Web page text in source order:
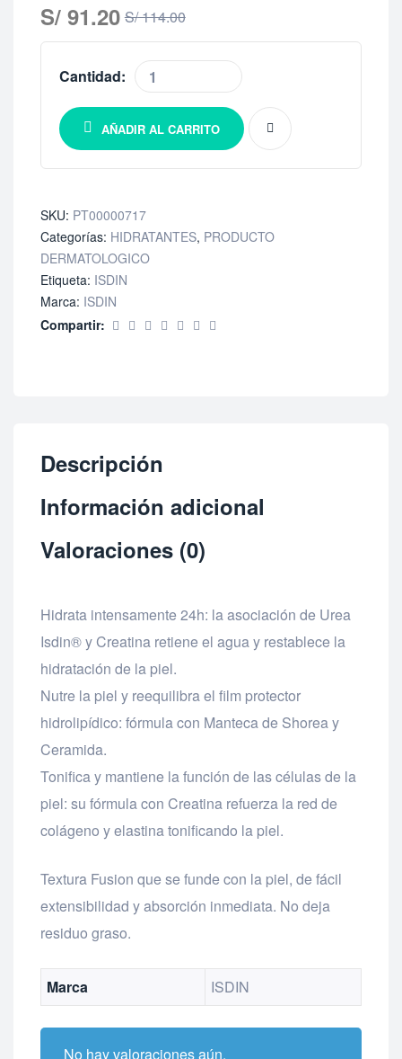
S/114.00
S/ 91.20
Cantidad:
AÑADIR AL CARRITO
SKU: PT00000717
Categorías: HIDRATANTES, PRODUCTO
DERMATOLOGICO
Etiqueta: ISDIN
Marca: ISDIN
Compartir:
Descripción
Información adicional
Valoraciones (0)
Hidrata intensamente 24h: la asociación de Urea
Isdin® y Creatina retiene el agua y restablece la
hidratación de la piel.
Nutre la piel y reequilibra el film protector
hidrolipídico: fórmula con Manteca de Shorea y
Ceramida.
Tonifica y mantiene la función de las células de la
piel: su fórmula con Creatina refuerza la red de
colágeno y elastina tonificando la piel.
Textura Fusion que se funde con la piel, de fácil
extensibilidad y absorción inmediata. No deja
residuo graso.
Marca ISDIN
No hay valoraciones aún.